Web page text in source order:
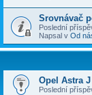
Srovnávač
Poslední
Napsal v Od
Opel Astra
Poslední